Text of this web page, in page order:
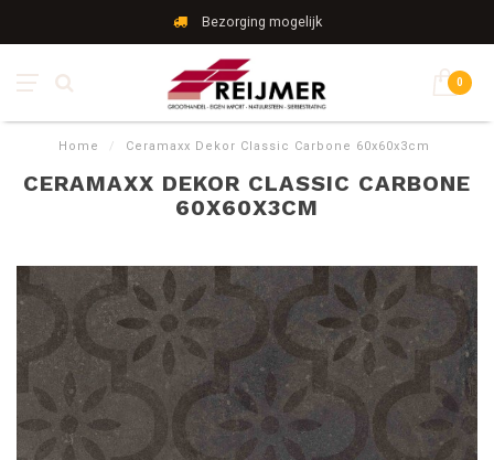
Bezorging mogelijk
0
Home / Ceramaxx Dekor Classic Carbone 60x60x3cm
CERAMAXX DEKOR CLASSIC CARBONE
60X60X3CM